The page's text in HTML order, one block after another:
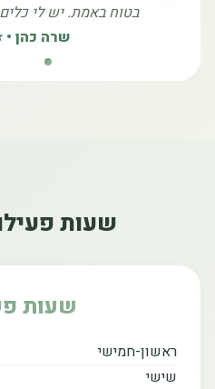
בטוח באמת. יש לי כלים שעובדים
שרה כהן • ⭐⭐⭐⭐⭐
שעות
שעות
ראשון-חמישי
שישי